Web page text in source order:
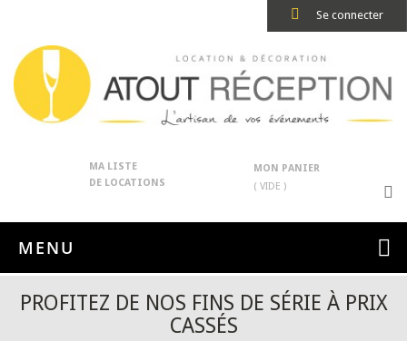
Se connecter
MA LISTE
DE LOCATIONS
MON PANIER
( VIDE )
MENU
PROFITEZ DE NOS FINS DE SÉRIE À PRIX
CASSÉS